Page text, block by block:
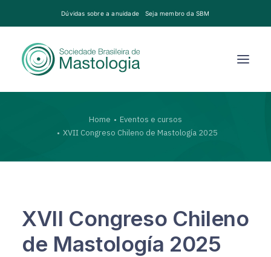
Dúvidas sobre a anuidade Seja membro da SBM
Home
Eventos e cursos
XVII Congreso Chileno de Mastología 2025
XVII Congreso Chileno
de Mastología 2025